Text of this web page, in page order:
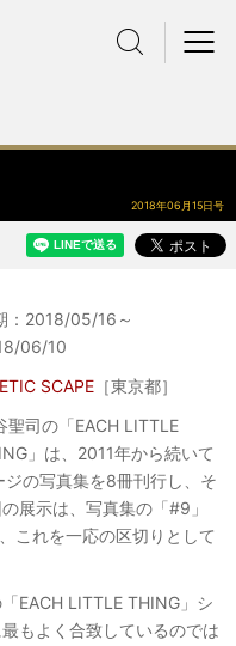
2018年06月15日号
：2018/05/16～
06/10
SCAPE ［東京都］
聖司の「EACH LITTLE
」は、2011年から続いて
の写真集を8冊刊行し、そ
展示は、写真集の「#9」
これを一応の区切りとして
EACH LITTLE THING」シ
もよく合致しているのでは